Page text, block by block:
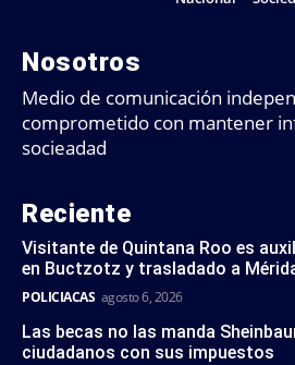
Nosotros
Medio de comunicación
comprometido con mantener
socieadad
Reciente
Visitante de Quintana Roo es
en Buctzotz y trasladado a
POLICIACAS agosto 6, 2026
Las becas no las manda
ciudadanos con sus impuestos